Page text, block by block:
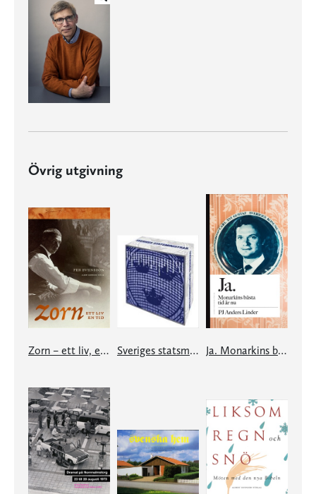
Övrig utgivning
Zorn – ett liv, en tid Sveriges statsministrar under 100 år. Samlingsutgåva Ja. Monarkins bästa tid är nu. Nej. Monarkin har aldrig varit farligare än nu